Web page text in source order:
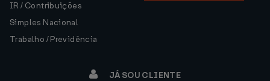
IR / Contribuições
Simples Nacional
Trabalho / Previdência
JÁ SOU CLIENTE